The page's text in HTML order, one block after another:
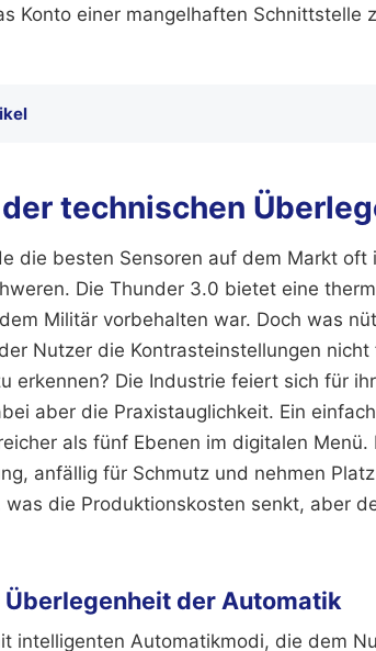
Konto einer mangelhaften Schnittstelle
der technischen
die besten Sensoren auf dem Markt oft
Die Thunder 3.0 bietet eine
Militär vorbehalten war. Doch was
Nutzer die Kontrasteinstellungen
erkennen? Die Industrie feiert sich für
aber die Praxistauglichkeit. Ein
als fünf Ebenen im digitalen Menü.
anfällig für Schmutz und nehmen
die Produktionskosten senkt, aber
Überlegenheit der Automatik
intelligenten Automatikmodi, die dem